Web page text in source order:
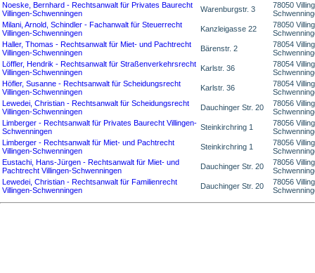
Noeske, Bernhard - Rechtsanwalt für Privates Baurecht
Villingen-Schwenningen
Warenburgstr. 3
78050
Milani, Arnold, Schindler - Fachanwalt für Steuerrecht
Villingen-Schwenningen
Kanzleigasse 22
78050
Haller, Thomas - Rechtsanwalt für Miet- und Pachtrecht
Villingen-Schwenningen
Bärenstr. 2
78054
Löffler, Hendrik - Rechtsanwalt für Straßenverkehrsrecht
Villingen-Schwenningen
Karlstr. 36
78054
Höfler, Susanne - Rechtsanwalt für Scheidungsrecht
Villingen-Schwenningen
Karlstr. 36
78054
Lewedei, Christian - Rechtsanwalt für Scheidungsrecht
Villingen-Schwenningen
Dauchinger Str. 20
78056
Limberger - Rechtsanwalt für Privates Baurecht Villingen-
Schwenningen
Steinkirchring 1
78056
Limberger - Rechtsanwalt für Miet- und Pachtrecht
Villingen-Schwenningen
Steinkirchring 1
78056
Eustachi, Hans-Jürgen - Rechtsanwalt für Miet- und
Pachtrecht Villingen-Schwenningen
Dauchinger Str. 20
78056
Lewedei, Christian - Rechtsanwalt für Familienrecht
Villingen-Schwenningen
Dauchinger Str. 20
78056